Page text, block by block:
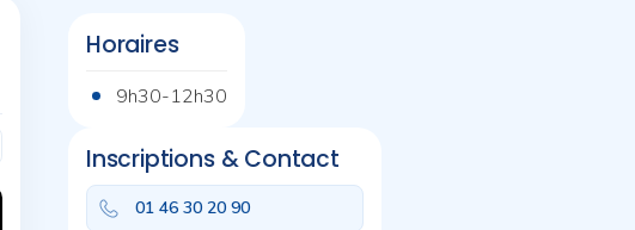
Horaires
9h30-12h30
Inscriptions & Contact
01 46 30 20 90